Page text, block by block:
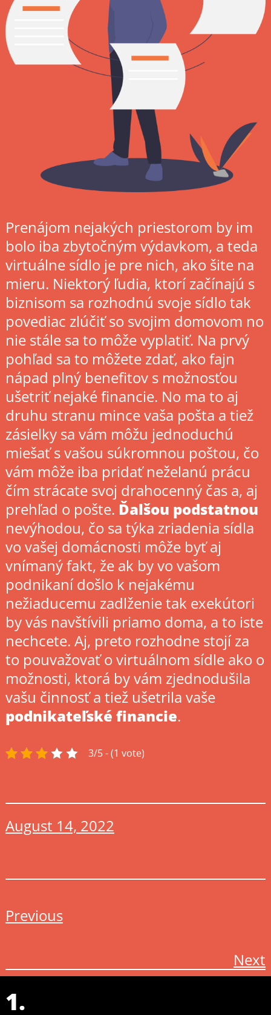
Prenájom nejakých priestorom by im
bolo iba zbytočným výdavkom, a teda
virtuálne sídlo je pre nich, ako šite na
mieru. Niektorý ľudia, ktorí začínajú s
biznisom sa rozhodnú svoje sídlo tak
povediac zlúčiť so svojim domovom no
nie stále sa to môže vyplatiť. Na prvý
pohľad sa to môžete zdať, ako fajn
nápad plný benefitov s možnosťou
ušetriť nejaké financie. No ma to aj
druhu stranu mince vaša pošta a tiež
zásielky sa vám môžu jednoduchú
miešať s vašou súkromnou poštou, čo
vám môže iba pridať neželanú prácu
čím strácate svoj drahocenný čas a, aj
prehľad o pošte. Ďalšou podstatnou
nevýhodou, čo sa týka zriadenia sídla
vo vašej domácnosti môže byť aj
vnímaný fakt, že ak by vo vašom
podnikaní došlo k nejakému
nežiaducemu zadlženie tak exekútori
by vás navštívili priamo doma, a to iste
nechcete. Aj, preto rozhodne stojí za
to pouvažovať o virtuálnom sídle ako o
možnosti, ktorá by vám zjednodušila
vašu činnosť a tiež ušetrila vaše
podnikateľské financie.
3/5 - (1 vote)
August 14, 2022
Previous
Next
1.